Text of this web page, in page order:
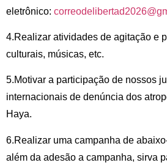
eletrônico:
4.Realizar atividades de agitação e
culturais, músicas, etc.
5.Motivar a participação de nossos
internacionais de denúncia dos
Haya.
6.Realizar uma campanha de
além da adesão a campanha, sirva